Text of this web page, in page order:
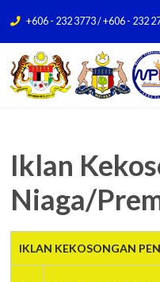
+606 - 232 3773 / +606 - 232
Iklan
Niaga/
IKLAN KEKOSONGAN